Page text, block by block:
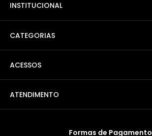
INSTITUCIONAL
CATEGORIAS
ACESSOS
ATENDIMENTO
Formas de Pagamento